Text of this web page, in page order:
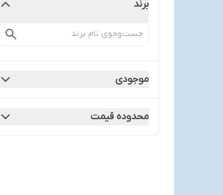
برند
موجودی
محدوده قیمت